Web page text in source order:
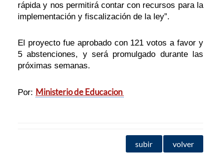
rápida y nos permitirá contar con recursos para la
implementación y fiscalización de la ley”.
El proyecto fue aprobado con 121 votos a favor y
5 abstenciones, y será promulgado durante las
próximas semanas.
Por: Ministerio de Educacion
subir volver